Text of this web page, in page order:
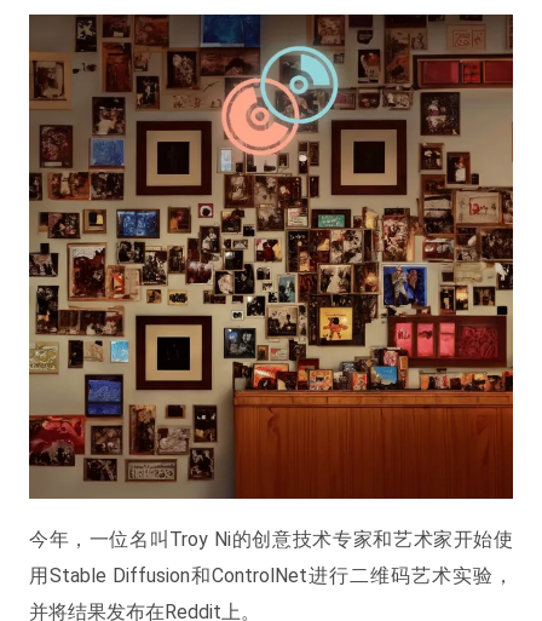
今年，一位名叫Troy Ni的创意技术专家和艺术家开始使
用Stable Diffusion和ControlNet进行二维码艺术实验，
并将结果发布在Reddit上。